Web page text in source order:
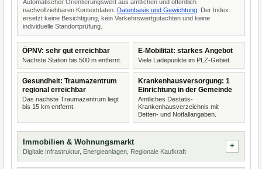
Automatischer Orientierungswert aus amtlichen und öffentlich
nachvollziehbaren Kontextdaten. Datenbasis und Gewichtung . Der Index
ersetzt keine Besichtigung, kein Verkehrswertgutachten und keine
individuelle Standortprüfung.
ÖPNV: sehr gut erreichbar
Nächste Station bis 500 m entfernt.
E-Mobilität: starkes Angebot
Viele Ladepunkte im PLZ-Gebiet.
Gesundheit: Traumazentrum
regional erreichbar
Das nächste Traumazentrum liegt
bis 15 km entfernt.
Krankenhausversorgung: 1
Einrichtung in der Gemeinde
Amtliches Destatis-
Krankenhausverzeichnis mit
Betten- und Notfallangaben.
Immobilien & Wohnungsmarkt
Digitale Infrastruktur, Energieanlagen, Regionale Kaufkraft